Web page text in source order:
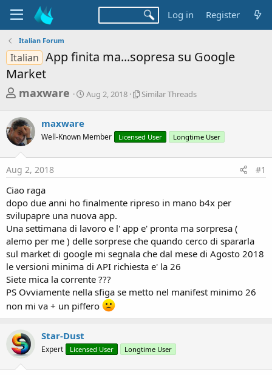
Log in Register
Italian Forum
Italian App finita ma...sopresa su Google
Market
T
r
e
a
d
t
a
r
t
e
r
maxware
S
t
a
Aug 2, 2018
S
l
a
r
e
s
Similar Threads
maxware
Well-Known Member Licensed User Longtime User
Aug 2, 2018 #1
Ciao raga
dopo due anni ho finalmente ripreso in mano b4x per
svilupapre una nuova app.
Una settimana di lavoro e l' app e' pronta ma sorpresa (
alemo per me ) delle sorprese che quando cerco di spararla
sul market di google mi segnala che dal mese di Agosto 2018
le versioni minima di API richiesta e' la 26
Siete mica la corrente ???
PS Ovviamente nella sfiga se metto nel manifest minimo 26
non mi va + un piffero
Star-Dust
Expert Licensed User Longtime User